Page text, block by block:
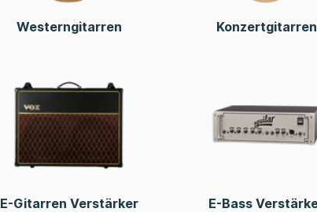
Westerngitarren Konzertgitarren
E-Gitarren Verstärker E-Bass